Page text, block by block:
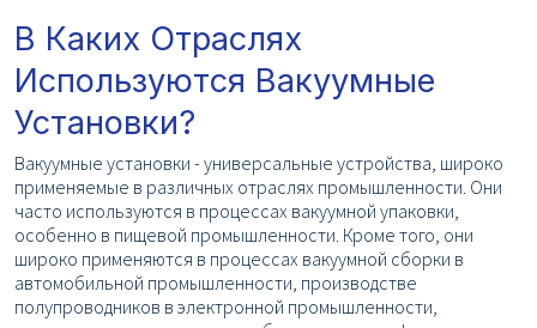
В Каких Отраслях
Используются Вакуумные
Установки?
Вакуумные установки - универсальные устройства, широко
применяемые в различных отраслях промышленности. Они
часто используются в процессах вакуумной упаковки,
особенно в пищевой промышленности. Кроме того, они
широко применяются в процессах вакуумной сборки в
автомобильной промышленности, производстве
полупроводников в электронной промышленности,